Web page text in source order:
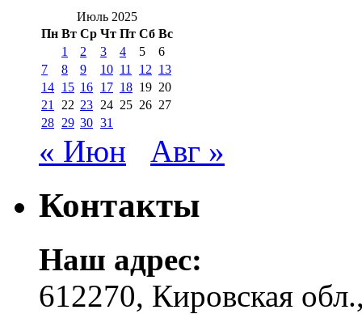
Июль 2025
Пн Вт Ср Чт Пт Сб Вс
1
2 3 4 5
6
7
8 9 10 11 12 13
14 15 16 17 18 19 20
21
22 23 24 25 26 27
28 29 30 31
« Июн Авг »
Контакты
Наш адрес:
612270, Кировская